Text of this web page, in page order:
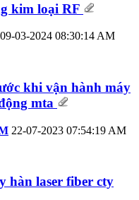
kim loại RF
09-03-2024 08:30:14 AM
khi vận hành máy
mta
22-07-2023 07:54:19 AM
hàn laser fiber cty